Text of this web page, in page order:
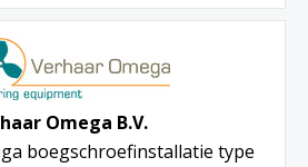
Omega B.V.
boegschroefinstallatie type